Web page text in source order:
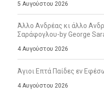
5 Αυγούστου 2026
Άλλο Ανδρέας κι άλλο
Σαράφογλου-by George
4 Αυγούστου 2026
Άγιοι Επτά Παίδες εν
4 Αυγούστου 2026